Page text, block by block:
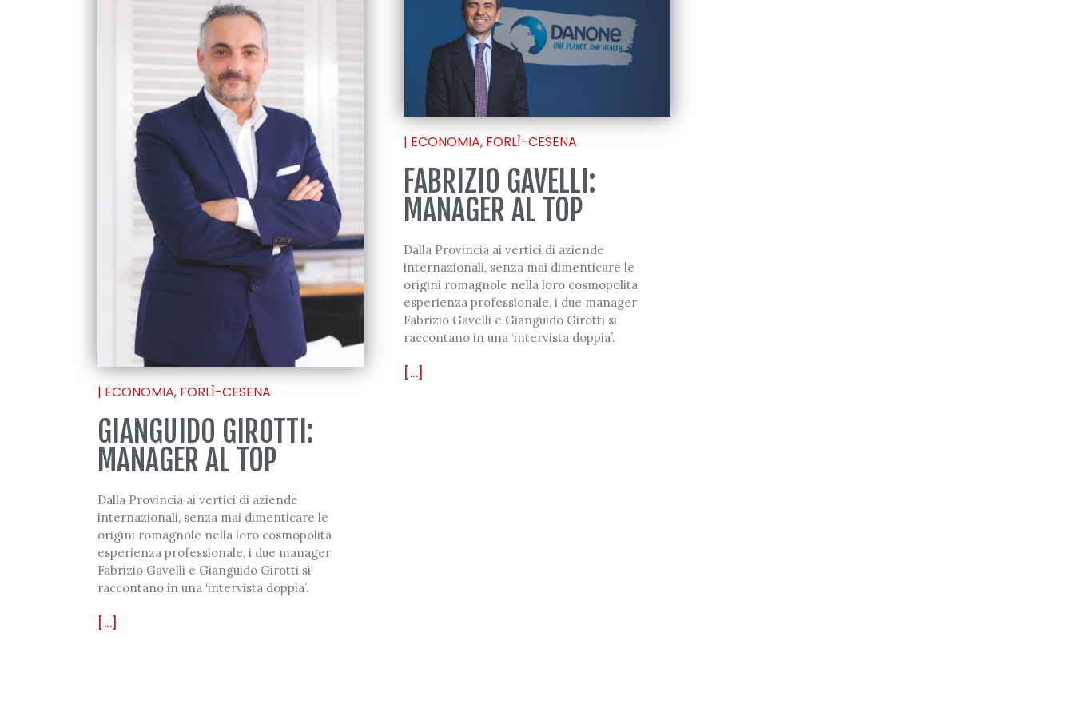
| ECONOMIA, FORLÌ-CESENA
GIANGUIDO GIROTTI:
MANAGER AL TOP
Dalla Provincia ai vertici di aziende
internazionali, senza mai dimenticare le
origini romagnole nella loro cosmopolita
esperienza professionale, i due manager
Fabrizio Gavelli e Gianguido Girotti si
raccontano in una ‘intervista doppia’.
[...]
| ECONOMIA, FORLÌ-CESENA
FABRIZIO GAVELLI:
MANAGER AL TOP
Dalla Provincia ai vertici di aziende
internazionali, senza mai dimenticare le
origini romagnole nella loro cosmopolita
esperienza professionale, i due manager
Fabrizio Gavelli e Gianguido Girotti si
raccontano in una ‘intervista doppia’.
[...]